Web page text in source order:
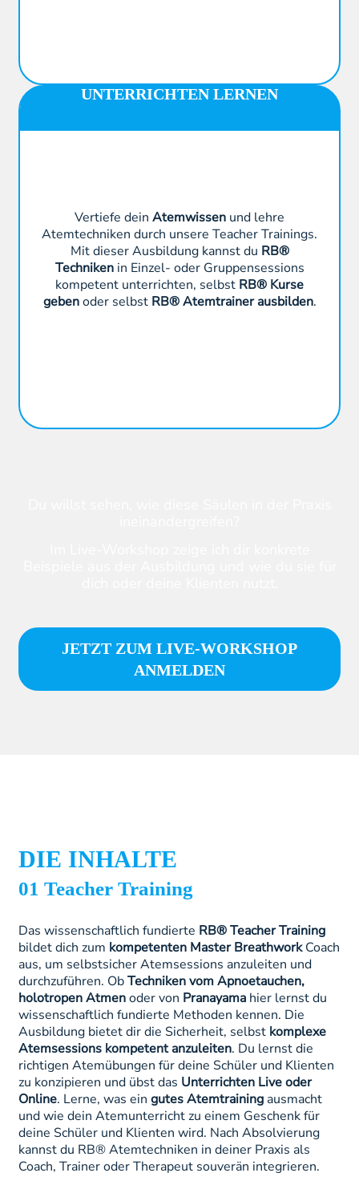
UNTERRICHTEN LERNEN
Vertiefe dein Atemwissen und lehre
Atemtechniken durch unsere Teacher Trainings.
Mit dieser Ausbildung kannst du RB®
Technikenin Einzel- oder Gruppensessions
kompetent unterrichten, selbst RB® Kurse
gebenoder selbst RB® Atemtrainer ausbilden.
JETZT ZUM LIVE-WORKSHOP
ANMELDEN
DIE INHALTE
01 Teacher Training
Das wissenschaftlich fundierte RB® Teacher Training
bildet dich zum kompetenten Master BreathworkCoach
aus, um selbstsicher Atemsessions anzuleiten und
durchzuführen. ObTechniken vom Apnoetauchen,
holotropen Atmenoder von Pranayama hier lernst du
wissenschaftlich fundierte Methoden kennen. Die
Ausbildung bietet dir die Sicherheit, selbst komplexe
Atemsessions kompetent anzuleiten. Du lernst die
richtigen Atemübungen für deine Schüler und Klienten
zu konzipieren und übst das Unterrichten Live oder
Online. Lerne, was ein gutes Atemtraining ausmacht
und wie dein Atemunterricht zu einem Geschenk für
deine Schüler und Klienten wird. Nach Absolvierung
kannst du RB® Atemtechniken in deiner Praxis als
Coach, Trainer oder Therapeut souverän integrieren.